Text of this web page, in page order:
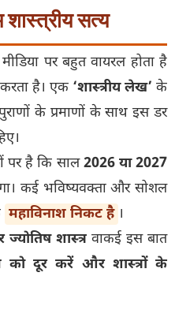
शास्त्रीय सत्य
पर बहुत वायरल होता है
है। एक ‘शास्त्रीय लेख’ के
के प्रमाणों के साथ इस डर
पर है कि साल2026 या 2027
कई भविष्यवक्ता और सोशल
महाविनाश निकट है ।
शास्त्र वाकई इस बात
को दूर करें और शास्त्रों के